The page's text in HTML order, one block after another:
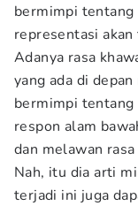
bermimpi tentang
representasi akan
Adanya rasa
yang ada di
bermimpi tentang
respon alam
dan melawan
Nah, itu dia arti
terjadi ini juga